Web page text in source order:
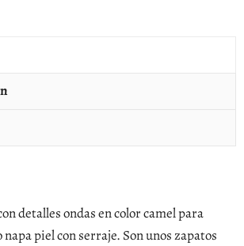
detalles ondas en color camel para
piel con serraje. Son unos zapatos